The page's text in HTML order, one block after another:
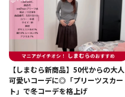
【しまむら新商品】50代からの大人
可愛いコーデに◎「プリーツスカー
ト」で冬コーデを格上げ